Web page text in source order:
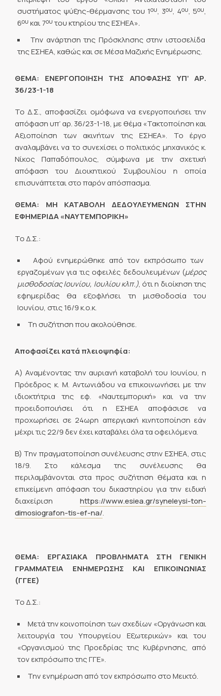
συστήματος ψύξης-θέρμανσης του 1ου, 3ου, 4ου, 5ου,
6ου και 7ου του κτηρίου της ΕΣΗΕΑ».
Την ανάρτηση της Πρόσκλησης στην ιστοσελίδα
της ΕΣΗΕΑ, καθώς και σε Μέσα Μαζικής Ενημέρωσης.
ΘΕΜΑ: ΕΝΕΡΓΟΠΟΙΗΣΗ ΤΗΣ ΑΠΟΦΑΣΗΣ ΥΠ’ ΑΡ.
36/23-1-18
Το Δ.Σ., αποφασίζει ομόφωνα να ενεργοποιήσει την
απόφαση υπ’ αρ. 36/23-1-18, με θέμα «Τακτοποίηση και
Αξιοποίηση των ακινήτων της ΕΣΗΕΑ». Το έργο
αναλαμβάνει να το συνεχίσει ο πολιτικός μηχανικός κ.
Νίκος Παπαδόπουλος, σύμφωνα με την σχετική
απόφαση του Διοικητικού Συμβουλίου η οποία
επισυνάπτεται στο παρόν απόσπασμα.
ΘΕΜΑ: ΜΗ ΚΑΤΑΒΟΛΗ ΔΕΔΟΥΛΕΥΜΕΝΩΝ ΣΤΗΝ
ΕΦΗΜΕΡΙΔΑ «ΝΑΥΤΕΜΠΟΡΙΚΗ»
Το Δ.Σ.:
Αφού ενημερώθηκε από τον εκπρόσωπο των
εργαζομένων για τις οφειλές δεδουλευμένων (μέρος
μισθοδοσίας Ιουνίου, Ιουλίου κλπ.), ότι η διοίκηση της
εφημερίδας θα εξοφλήσει τη μισθοδοσία του
Ιουνίου, στις 16/9 κ.ο.κ.
Τη συζήτηση που ακολούθησε.
Αποφασίζει κατά πλειοψηφία:
Α) Αναμένοντας την αυριανή καταβολή του Ιουνίου, η
Πρόεδρος κ. Μ. Αντωνιάδου να επικοινωνήσει με την
ιδιοκτήτρια της εφ. «Ναυτεμπορική» και να την
προειδοποιήσει ότι η ΕΣΗΕΑ αποφάσισε να
προχωρήσει σε 24ωρη απεργιακή κινητοποίηση εάν
μέχρι τις 22/9 δεν έχει καταβάλει όλα τα οφειλόμενα.
Β) Την πραγματοποίηση συνέλευσης στην ΕΣΗΕΑ, στις
18/9. Στο κάλεσμα της συνέλευσης θα
περιλαμβάνονται στα προς συζήτηση θέματα και η
επικείμενη απόφαση του δικαστηρίου για την ειδική
διαχείριση https://www.esiea.gr/syneleysi-ton-
dimosiografon-tis-ef-na/.
ΘΕΜΑ: ΕΡΓΑΣΙΑΚΑ ΠΡΟΒΛΗΜΑΤΑ ΣΤΗ ΓΕΝΙΚΗ
ΓΡΑΜΜΑΤΕΙΑ ΕΝΗΜΕΡΩΣΗΣ ΚΑΙ ΕΠΙΚΟΙΝΩΝΙΑΣ
(ΓΓΕΕ)
Το Δ.Σ.:
Μετά την κοινοποίηση των σχεδίων «Οργάνωση και
λειτουργία του Υπουργείου Εξωτερικών» και του
«Οργανισμού της Προεδρίας της Κυβέρνησης, από
τον εκπρόσωπο της ΓΓΕ».
Την ενημέρωση από τον εκπρόσωπο στο Μεικτό.